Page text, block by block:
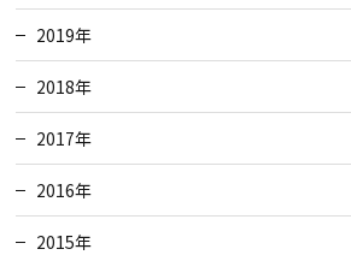
2019年
2018年
2017年
2016年
2015年